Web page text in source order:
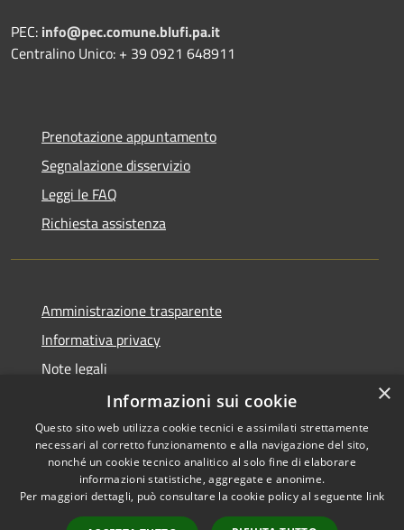
PEC: info@pec.comune.blufi.pa.it
Centralino Unico: + 39 0921 648911
Prenotazione appuntamento
Segnalazione disservizio
Leggi le FAQ
Richiesta assistenza
Amministrazione trasparente
Informativa privacy
Note legali
Dichiarazione di accessibilità
RSS
Accessibilità
Copyright © 2026 • Comune di
×
Informazioni sui cookie
Questo sito web utilizza cookie tecnici e assimilati strettamente
necessari al corretto funzionamento e alla navigazione del sito,
nonché un cookie tecnico analitico al solo fine di elaborare
informazioni statistiche, aggregate e anonime.
Per maggiori dettagli, può consultare la cookie policy al seguente link